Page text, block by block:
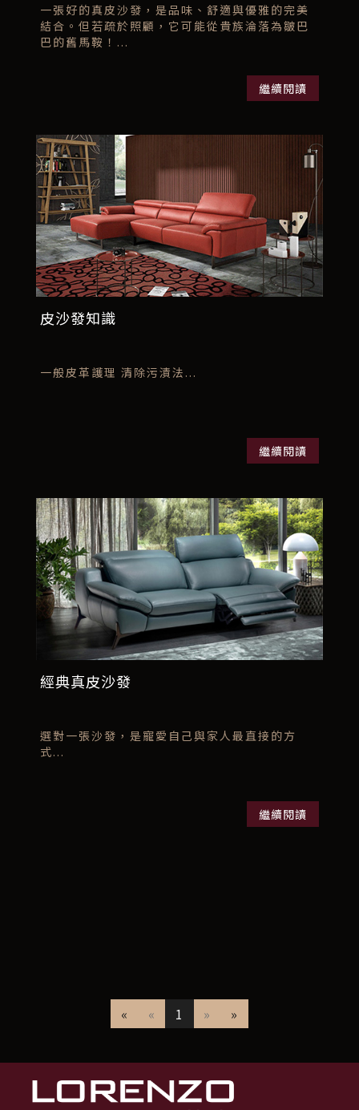
一張好的真皮沙發，是品味、舒適與優雅的完美
結合。但若疏於照顧，它可能從貴族淪落為皺巴
巴的舊馬鞍！...
繼續閱讀
皮沙發知識
一般皮革護理 清除污漬法...
繼續閱讀
經典真皮沙發
選對一張沙發，是寵愛自己與家人最直接的方
式...
繼續閱讀
« « 1 » »